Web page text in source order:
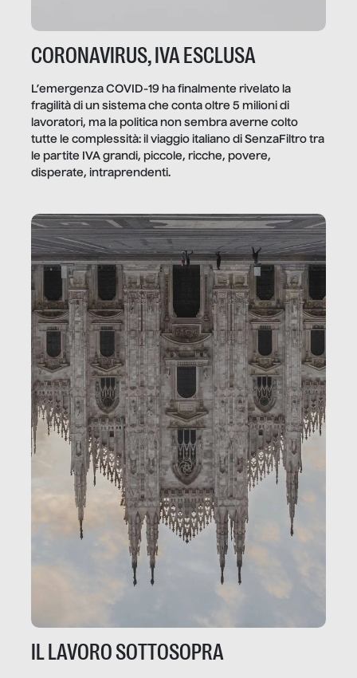
CORONAVIRUS, IVA ESCLUSA
L’emergenza COVID-19 ha finalmente rivelato la
fragilità di un sistema che conta oltre 5 milioni di
lavoratori, ma la politica non sembra averne colto
tutte le complessità: il viaggio italiano di SenzaFiltro tra
le partite IVA grandi, piccole, ricche, povere,
disperate, intraprendenti.
IL LAVORO SOTTOSOPRA